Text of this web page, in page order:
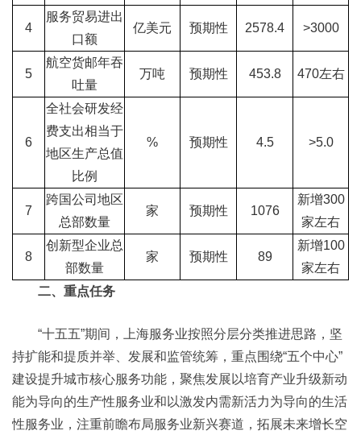
4
服务贸易进出
口额
亿美元 预期性 2578.4 >3000
5
航空货邮年吞
吐量
万吨 预期性 453.8 470左右
6
全社会研发经
费支出相当于
地区生产总值
比例
% 预期性 4.5 >5.0
7
跨国公司地区
总部数量
家 预期性 1076
新增300
家左右
8
创新型企业总
部数量
家 预期性 89
新增100
家左右
二、重点任务
“十五五”期间，上海服务业按照分层分类推进思路，坚
持扩能和提质并举、发展和监管统筹，重点围绕“五个中心”
建设提升城市核心服务功能，聚焦发展以培育产业升级新动
能为导向的生产性服务业和以激发内需新活力为导向的生活
性服务业，注重前瞻布局服务业新兴赛道，拓展未来增长空